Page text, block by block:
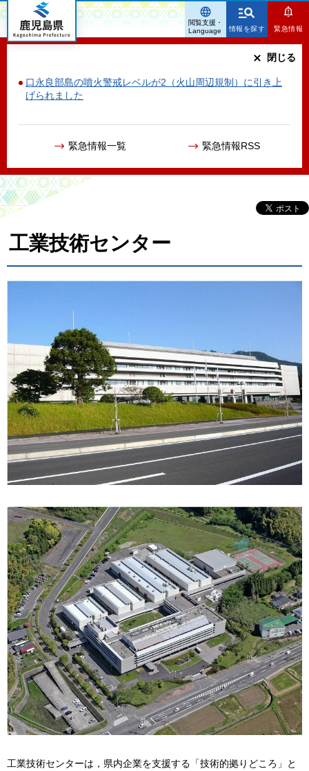
鹿児島県
情報を探す 緊急情報
口永良部島の噴火警戒レベルが2（火山周辺規制）に引き上
げられました
緊急情報一覧 緊急情報RSS
閉じる
閲覧支援・
Language
工業技術センター
工業技術センターは，県内企業を支援する「技術的拠りどころ」と